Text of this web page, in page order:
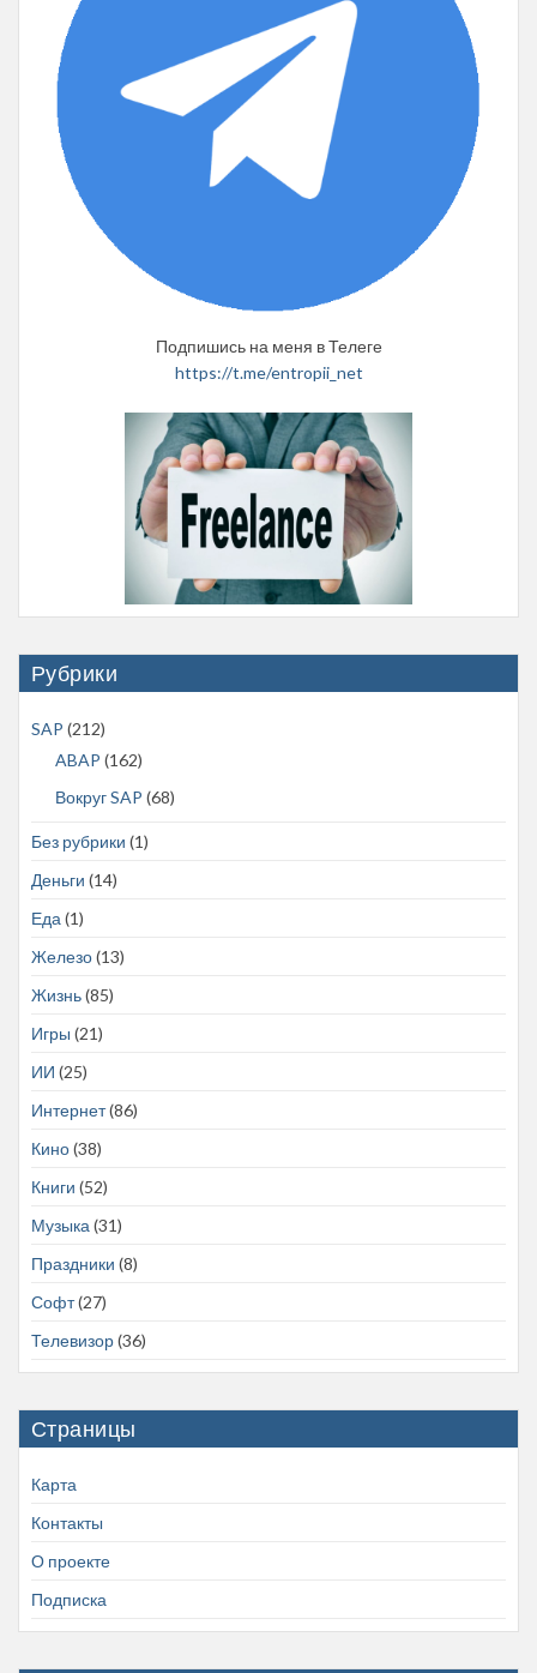
Подпишись на меня в Телеге
https://t.me/entropii_net
Рубрики
SAP (212)
ABAP (162)
Вокруг SAP (68)
Без рубрики (1)
Деньги (14)
Еда(1)
Железо(13)
Жизнь(85)
Игры (21)
ИИ (25)
Интернет(86)
Кино(38)
Книги (52)
Музыка(31)
Праздники (8)
Софт(27)
Телевизор(36)
Страницы
Карта
Контакты
О проекте
Подписка